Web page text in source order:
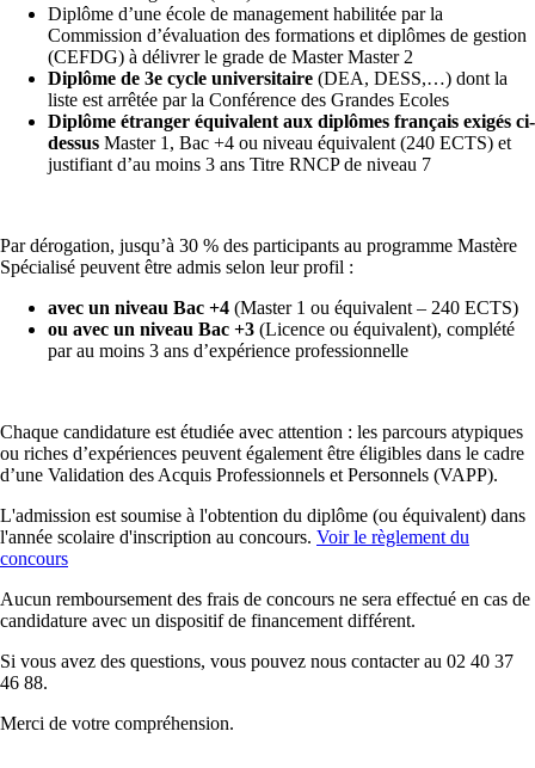
Diplôme d’une école de management habilitée par la
Commission d’évaluation des formations et diplômes de gestion
(CEFDG) à délivrer le grade de Master Master 2
Diplôme de 3e cycle universitaire (DEA, DESS,…) dont la
liste est arrêtée par la Conférence des Grandes Ecoles
Diplôme étranger équivalent aux diplômes français exigés ci-
dessus Master 1, Bac +4 ou niveau équivalent (240 ECTS) et
justifiant d’au moins 3 ans Titre RNCP de niveau 7
Par dérogation, jusqu’à 30 % des participants au programme Mastère
Spécialisé peuvent être admis selon leur profil :
avec un niveau Bac +4 (Master 1 ou équivalent – 240 ECTS)
ou avec un niveau Bac +3 (Licence ou équivalent), complété
par au moins 3 ans d’expérience professionnelle
Chaque candidature est étudiée avec attention : les parcours atypiques
ou riches d’expériences peuvent également être éligibles dans le cadre
d’une Validation des Acquis Professionnels et Personnels (VAPP).
L'admission est soumise à l'obtention du diplôme (ou équivalent) dans
l'année scolaire d'inscription au concours. Voir le règlement du
concours
Aucun remboursement des frais de concours ne sera effectué en cas de
candidature avec un dispositif de financement différent.
Si vous avez des questions, vous pouvez nous contacter au 02 40 37
46 88.
Merci de votre compréhension.